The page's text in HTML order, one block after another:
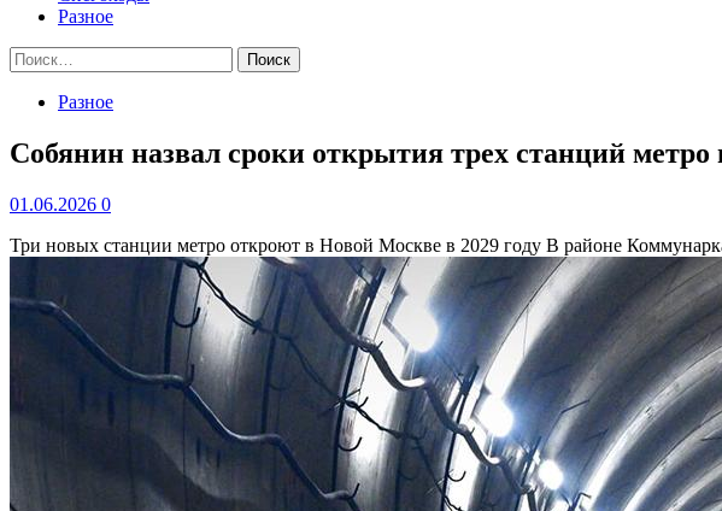
Разное
Найти:
Разное
Собянин назвал сроки открытия трех станций
01.06.2026 0
Три новых станции метро откроют в Новой Москве в 2029 году В районе